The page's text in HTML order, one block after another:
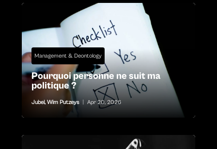
Management & Deontology
Pourquoi personne ne suit ma
politique ?
Jubel, Wim Putzeys Apr 20, 2026